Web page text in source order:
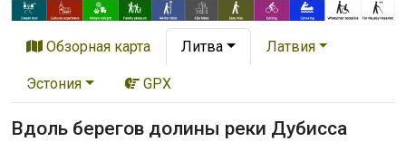
Обзорная карта Литва Латвия
Эстония GPX
Вдоль берегов долины реки Дубисса